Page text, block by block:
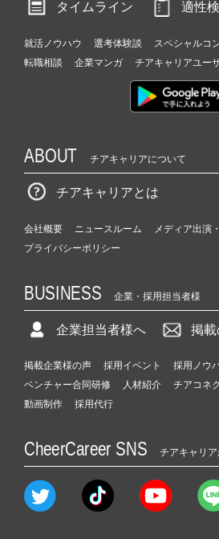
タイムライン
適性
就活ノウハウ 選考体験談 スペシャルコ
転職相談
企業マンガ チアキャリアユー
ABOUT チアキャリアについて
チアキャリアとは
会社概要 ニュースルーム
メディア出演
プライバシーポリシー
BUSINESS 企業・採用担当者様
企業担当者様へ 掲
掲載企業様の声 採用イベント 採用ノウ
ベンチャー合同研修
人材紹介 チアコネ
動画制作
採用代行
CheerCareer SNS チアキャリ